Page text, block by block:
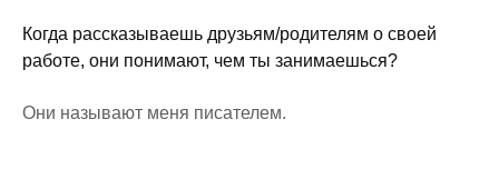
Когда рассказываешь друзьям/родителям о своей
работе, они понимают, чем ты занимаешься?
Они называют меня писателем.